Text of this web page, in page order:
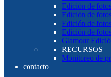
Edición de
Edición de
Edición de
Edición de
Glamour
RECURSOS
Monitoreo de
contacto